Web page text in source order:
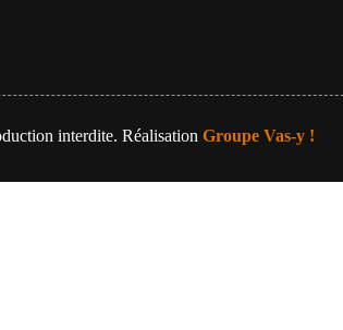
interdite. Réalisation Groupe Vas-y !